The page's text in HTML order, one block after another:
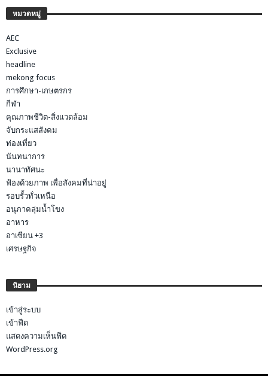
หมวดหมู่
AEC
Exclusive
headline
mekong focus
การศึกษา-เกษตรกร
กีฬา
คุณภาพชีวิต-สิ่งแวดล้อม
จับกระแสสังคม
ท่องเที่ยว
นันทนาการ
นานาทัศนะ
ฟ้องด้วยภาพ เพื่อสังคมที่น่าอยู่
รอบรั้วทั่วเหนือ
อนุภาคลุ่มน้ำโขง
อาหาร
อาเซียน +3
เศรษฐกิจ
นิยาม
เข้าสู่ระบบ
เข้าฟีด
แสดงความเห็นฟีด
WordPress.org